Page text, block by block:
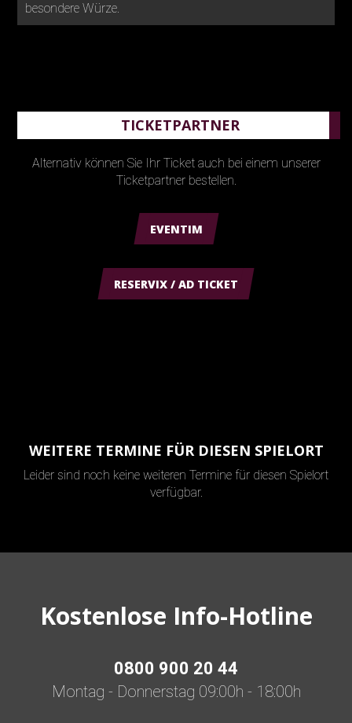
besondere Würze.
TICKETPARTNER
Alternativ können Sie Ihr Ticket auch bei einem unserer
Ticketpartner bestellen.
EVENTIM
RESERVIX / AD TICKET
WEITERE TERMINE FÜR DIESEN SPIELORT
Leider sind noch keine weiteren Termine für diesen Spielort
verfügbar.
Kostenlose Info-Hotline
0800 900 20 44
Montag - Donnerstag 09:00h - 18:00h